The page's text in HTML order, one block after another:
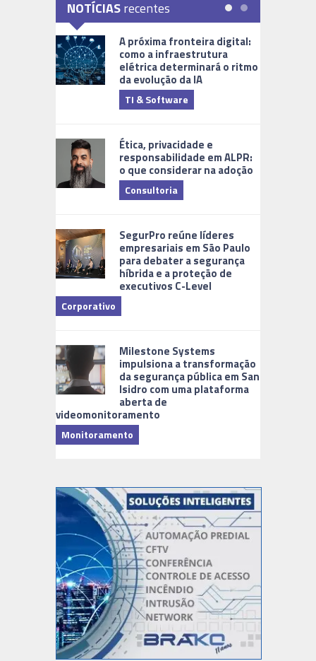
NOTÍCIASrecentes
A próxima fronteira digital:
como a infraestrutura
elétrica determinará o ritmo
da evolução da IA
TI & Software
Ética, privacidade e
responsabilidade em ALPR:
o que considerar na adoção
Consultoria
SegurPro reúne líderes
empresariais em São Paulo
para debater a segurança
híbrida e a proteção de
executivos C-Level
Corporativo
Milestone Systems
impulsiona a transformação
da segurança pública em San
Isidro com uma plataforma
aberta de
videomonitoramento
Monitoramento